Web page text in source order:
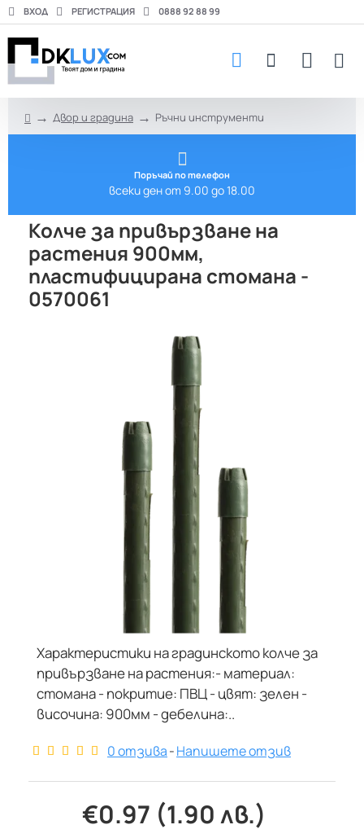
ВХОД РЕГИСТРАЦИЯ 0888 92 88 99
Двор и градина Ръчни инструменти
Поръчай по телефон
всеки ден от 9.00 до 18.00
Колче за привързване на
растения 900мм,
пластифицирана стомана -
0570061
Характеристики на градинското колче за
привързване на растения:- материал:
стомана - покритие: ПВЦ - цвят: зелен -
височина: 900мм - дебелина:..
0 отзива-Напишете отзив
€0.97 (1.90 лв.)